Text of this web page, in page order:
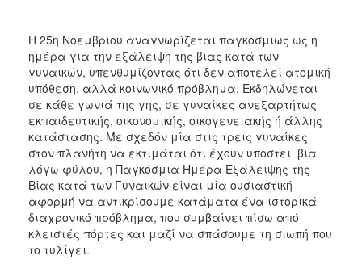
2016
2015
2012
2011
ΔΗΜΟΣ
ΠΟΛΙΤΙΣΜΟΣ
Η 25η Νοεμβρίου αναγνωρίζεται παγκοσμίως ως η
ημέρα για την εξάλειψη της βίας κατά των
γυναικών, υπενθυμίζοντας ότι δεν αποτελεί ατομική
υπόθεση, αλλά κοινωνικό πρόβλημα. Εκδηλώνεται
σε κάθε γωνιά της γης, σε γυναίκες ανεξαρτήτως
εκπαιδευτικής, οικονομικής, οικογενειακής ή άλλης
κατάστασης. Με σχεδόν μία στις τρεις γυναίκες
στον πλανήτη να εκτιμάται ότι έχουν υποστεί βία
λόγω φύλου, η Παγκόσμια Ημέρα Εξάλειψης της
Βίας κατά των Γυναικών είναι μία ουσιαστική
αφορμή να αντικρίσουμε κατάματα ένα ιστορικά
διαχρονικό πρόβλημα, που συμβαίνει πίσω από
κλειστές πόρτες και μαζί να σπάσουμε τη σιωπή που
το τυλίγει.